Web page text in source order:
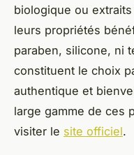
biologique ou
leurs propriétés
paraben, silicone, ni
constituent le choix
authentique et
large gamme de ces
visiter le site officiel.